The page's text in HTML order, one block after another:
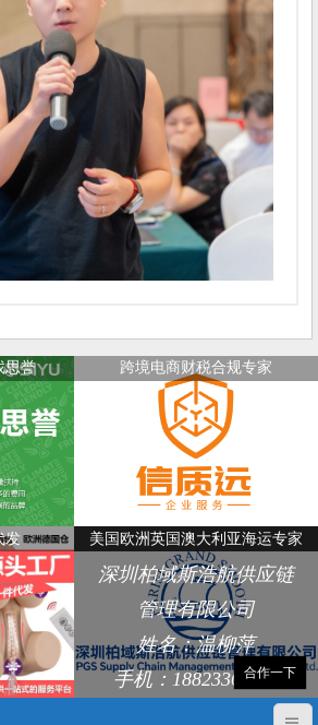
思誉 跨境电商财税合规专家
发 美国欧洲英国澳大利亚海运专家
深圳柏域斯浩航供应链
管理有限公司
姓名：温柳萍
手机：18823368248
合作一下